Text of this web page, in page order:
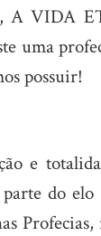
VIDA
uma
possuir!
e
do